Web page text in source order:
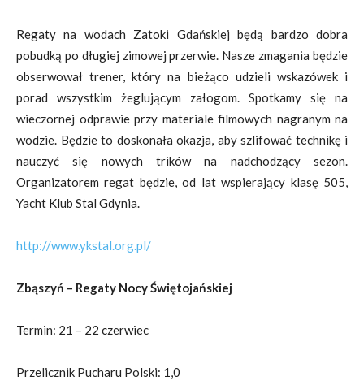
Regaty na wodach Zatoki Gdańskiej będą bardzo dobra
pobudką po długiej zimowej przerwie. Nasze zmagania będzie
obserwował trener, który na bieżąco udzieli wskazówek i
porad wszystkim żeglującym załogom. Spotkamy się na
wieczornej odprawie przy materiale filmowych nagranym na
wodzie. Będzie to doskonała okazja, aby szlifować technikę i
nauczyć się nowych trików na nadchodzący sezon.
Organizatorem regat będzie, od lat wspierający klasę 505,
Yacht Klub Stal Gdynia.
http://www.ykstal.org.pl/
Zbąszyń – Regaty Nocy Świętojańskiej
Termin: 21 – 22 czerwiec
Przelicznik Pucharu Polski: 1,0